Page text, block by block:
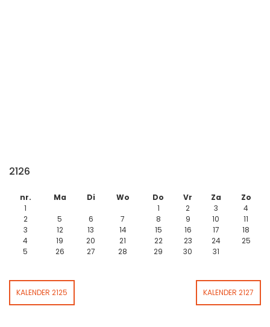
2126
nr. Ma Di Wo Do Vr Za
Zo
1
1 2 3
4
2
5 6 7 8 9 10
11
3
12 13 14 15 16 17
18
4
19 20 21 22 23 24
25
5
26 27 28 29 30 31
KALENDER 2125 KALENDER 2127